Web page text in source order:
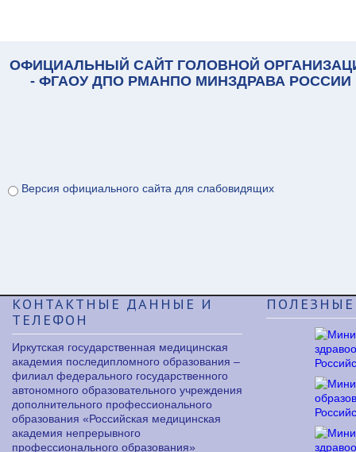
ОФИЦИАЛЬНЫЙ САЙТ ГОЛОВНОЙ
- ФГАОУ ДПО РМАНПО МИНЗДРАВА РОССИИ
Версия официального сайта для слабовидящих
КОНТАКТНЫЕ ДАННЫЕ И
ТЕЛЕФОН
Иркутская государственная медицинская
академия последипломного образования –
филиал федерального государственного
автономного образовательного учреждения
дополнительного профессионального
образования «Российская медицинская
академия непрерывного
профессионального образования»
ПОЛЕЗНЫЕ